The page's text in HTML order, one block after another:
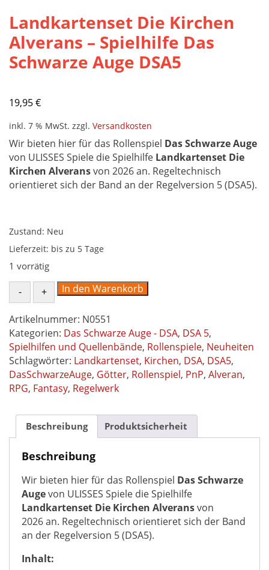
Landkartenset Die Kirchen
Alverans – Spielhilfe Das
Schwarze Auge DSA5
19,95€
inkl. 7 % MwSt. zzgl. Versandkosten
Wir bieten hier für das Rollenspiel Das Schwarze Auge
von ULISSES Spiele die Spielhilfe Landkartenset Die
Kirchen Alveransvon 2026an. Regeltechnisch
orientieret sich der Band an der Regelversion 5 (DSA5).
Zustand: Neu
Lieferzeit: bis zu 5 Tage
1 vorrätig
Landkartenset
Die
Kirchen
Alverans
-
Spielhilfe
Das
Schwarze
DSA5
Menge
In den Warenkorb
Artikelnummer: N0551
Kategorien: Das Schwarze Auge - DSA, DSA 5,
Spielhilfen und Quellenbände, Rollenspiele, Neuheiten
Schlagwörter: Landkartenset, Kirchen, DSA, DSA5,
DasSchwarzeAuge, Götter, Rollenspiel, PnP, Alveran,
RPG, Fantasy, Regelwerk
Beschreibung Produktsicherheit
Beschreibung
Wir bieten hier für das Rollenspiel Das Schwarze
Augevon ULISSES Spiele die Spielhilfe
Landkartenset Die Kirchen Alveransvon
2026an. Regeltechnisch orientieret sich der Band
an der Regelversion 5 (DSA5).
Inhalt: